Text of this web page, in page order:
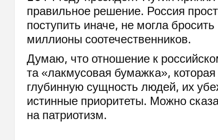
правильное решение. Россия
поступить иначе, не могла
миллионы соотечественников.
Думаю, что отношение к
та «лакмусовая бумажка»,
глубинную сущность людей, их
истинные приоритеты. Можно
на патриотизм.